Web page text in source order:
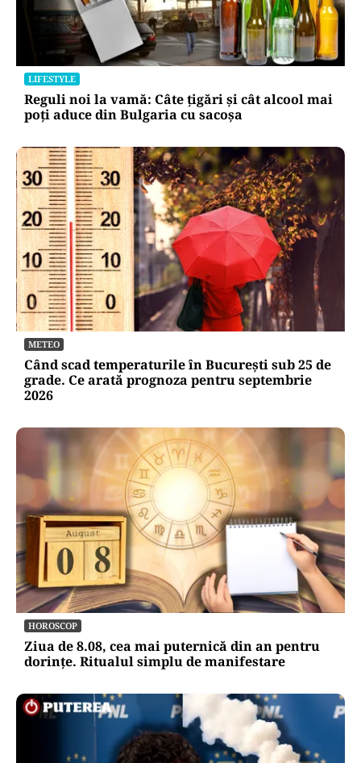
LIFESTYLE
Reguli noi la vamă: Câte țigări și cât alcool mai
poți aduce din Bulgaria cu sacoșa
METEO
Când scad temperaturile în București sub 25 de
grade. Ce arată prognoza pentru septembrie
2026
HOROSCOP
Ziua de 8.08, cea mai puternică din an pentru
dorințe. Ritualul simplu de manifestare